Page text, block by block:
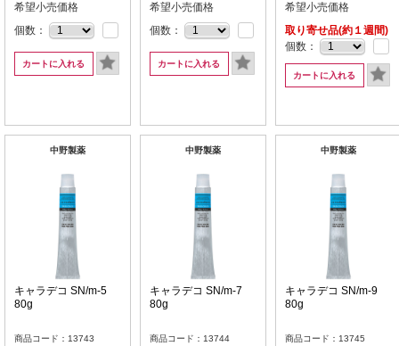
希望小売価格
個数：
カートに入れる
希望小売価格
個数：
カートに入れる
希望小売価格
取り寄せ品(約１週間)
個数：
カートに入れる
中野製薬
キャラデコ SN/m-5
80g
商品コード：13743
中野製薬
キャラデコ SN/m-7
80g
商品コード：13744
中野製薬
キャラデコ SN/m-9
80g
商品コード：13745